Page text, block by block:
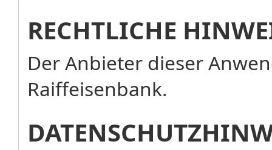
RECHTLICHE
Der Anbieter dieser
Raiffeisenbank.